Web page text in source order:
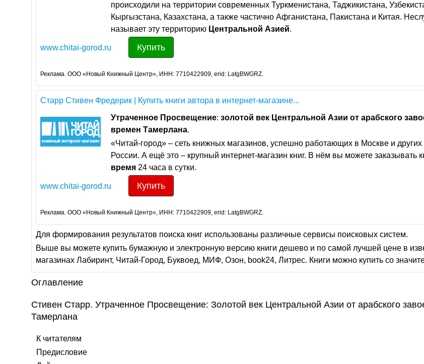
происходили на территории современных Туркменистана, Таджикистана,
Кыргызстана, Казахстана, а также частично Афганистана, Пакистана и Китая.
называет эту территорию Центральной Азией.
www.chitai-gorod.ru Купить
Реклама. ООО «Новый Книжный Центр», ИНН: 7710422909, erid: LatgBWGRZ.
Старр Стивен Фредерик | Купить книги автора в интернет-магазине...
Утраченное Просвещение: золотой век Центральной Азии от арабского
времен Тамерлана.
«Читай-город» – сеть книжных магазинов, успешно работающих в Москве и других
России. А ещё это – крупный интернет-магазин книг. В нём вы можете заказывать
время 24 часа в сутки.
www.chitai-gorod.ru Купить
Реклама. ООО «Новый Книжный Центр», ИНН: 7710422909, erid: LatgBWGRZ.
Для формирования результатов поиска книг использованы различные сервисы поисковых систем.
Выше вы можете купить бумажную и электронную версию книги дешево и по самой лучшей цене в
магазинах Лабиринт, Читай-Город, Буквоед, МИФ, Озон, book24, Литрес. Книги можно купить со
Оглавление
Стивен Старр. Утраченное Просвещение: Золотой век Центральной Азии от арабского
Тамерлана
К читателям
Предисловие